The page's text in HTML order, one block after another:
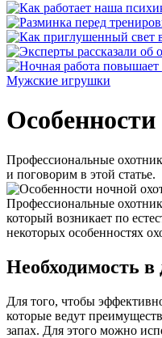
Мужские игрушки
Профессиональные
и поговорим в этой статье.
Профессиональные
который возникает по
некоторых особенностях
Необходимость
Для того, чтобы
которые ведут
запах. Для этого можно